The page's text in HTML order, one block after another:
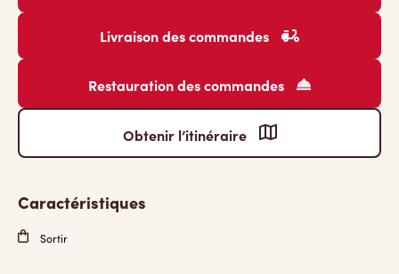
Livraison des commandes
Restauration des commandes
Obtenir l’itinéraire
Caractéristiques
Sortir